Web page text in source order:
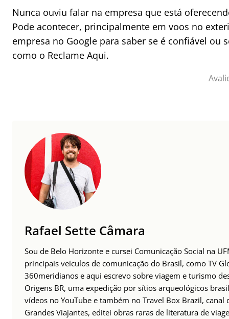
Nunca ouviu falar na empresa que está
Pode acontecer, principalmente em voos no
empresa no Google para saber se é confiável ou
como o Reclame Aqui.
Rafael Sette Câmara
Sou de Belo Horizonte e cursei Comunicação Social na
principais veículos de comunicação do Brasil, como TV
360meridianos e aqui escrevo sobre viagem e turismo
Origens BR, uma expedição por sítios arqueológicos
vídeos no YouTube e também no Travel Box Brazil,
Grandes Viajantes, editei obras raras de literatura de